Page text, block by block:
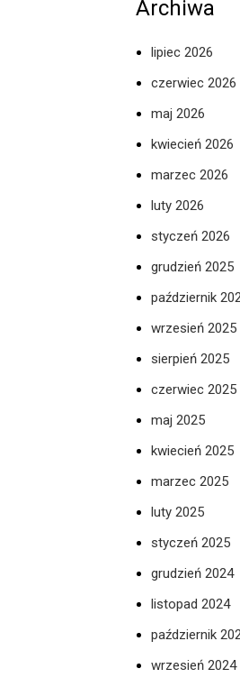
Archiwa
lipiec 2026
czerwiec 2026
maj 2026
kwiecień 2026
marzec 2026
luty 2026
styczeń 2026
grudzień 2025
październik
wrzesień 2025
sierpień 2025
czerwiec 2025
maj 2025
kwiecień 2025
marzec 2025
luty 2025
styczeń 2025
grudzień 2024
listopad 2024
październik
wrzesień 2024